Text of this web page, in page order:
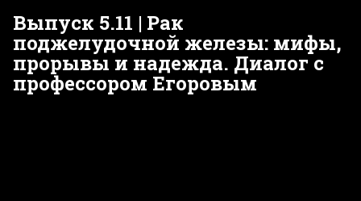
Выпуск 5.11 | Рак
поджелудочной железы: мифы,
прорывы и надежда. Диалог с
профессором Егоровым